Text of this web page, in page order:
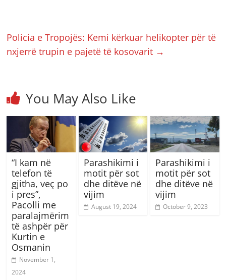
Policia e Tropojës: Kemi kërkuar helikopter për të
nxjerrë trupin e pajetë të kosovarit →
You May Also Like
“I kam në
telefon të
gjitha, veç po
i pres”,
Pacolli me
paralajmërim
të ashpër për
Kurtin e
Osmanin
November 1,
2024
Parashikimi i
motit për sot
dhe ditëve në
vijim
August 19, 2024
Parashikimi i
motit për sot
dhe ditëve në
vijim
October 9, 2023